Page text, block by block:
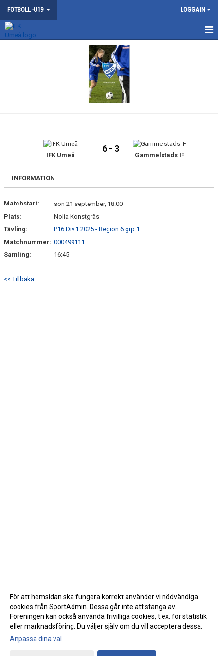
FOTBOLL -U19 LOGGA IN
BILDGALLERI
GÄSTBOK
IFK Umeå
6 - 3
Gammelstads IF
INFORMATION
Matchstart:
sön 21 september, 18:00
Plats:
Nolia Konstgräs
Tävling:
P16 Div.1 2025 - Region 6 grp 1
Matchnummer: 000499111
Samling:
16:45
<< Tillbaka
Gå till Webbversion
För att hemsidan ska fungera korrekt använder vi nödvändiga
cookies från SportAdmin. Dessa går inte att stänga av.
Föreningen kan också använda frivilliga cookies, t.ex. för statistik
eller marknadsföring. Du väljer själv om du vill acceptera dessa.
Anpassa dina val